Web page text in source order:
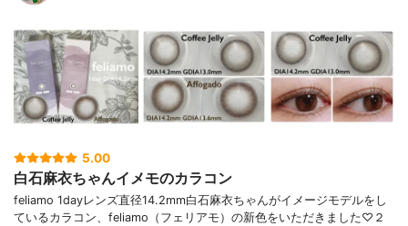
5.00
白石麻衣ちゃんイメモのカラコン
feliamo 1dayレンズ直径14.2mm白石麻衣ちゃんがイメージモデルをし
ているカラコン、feliamo（フェリアモ）の新色をいただきました♡２